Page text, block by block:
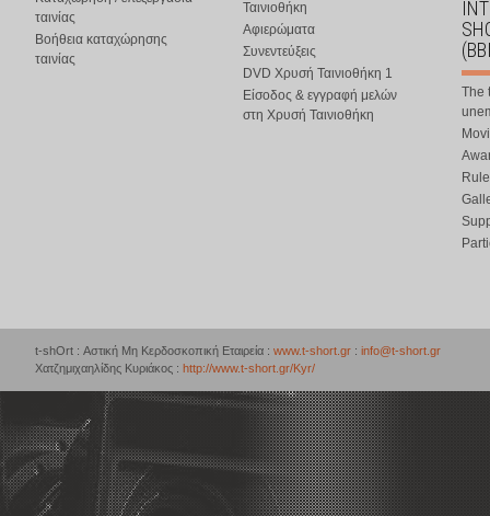
ταινίας
Βοήθεια καταχώρησης
ταινίας
Ταινιοθήκη
Αφιερώματα
Συνεντεύξεις
DVD Χρυσή Ταινιοθήκη 1
Είσοδος & εγγραφή μελών
στη Χρυσή Ταινιοθήκη
The
t-shOrt : Αστική Μη Κερδοσκοπική Εταιρεία : www.t-short.gr : info@t-short.gr
Χατζημιχαηλίδης Κυριάκος : http://www.t-short.gr/Kyr/